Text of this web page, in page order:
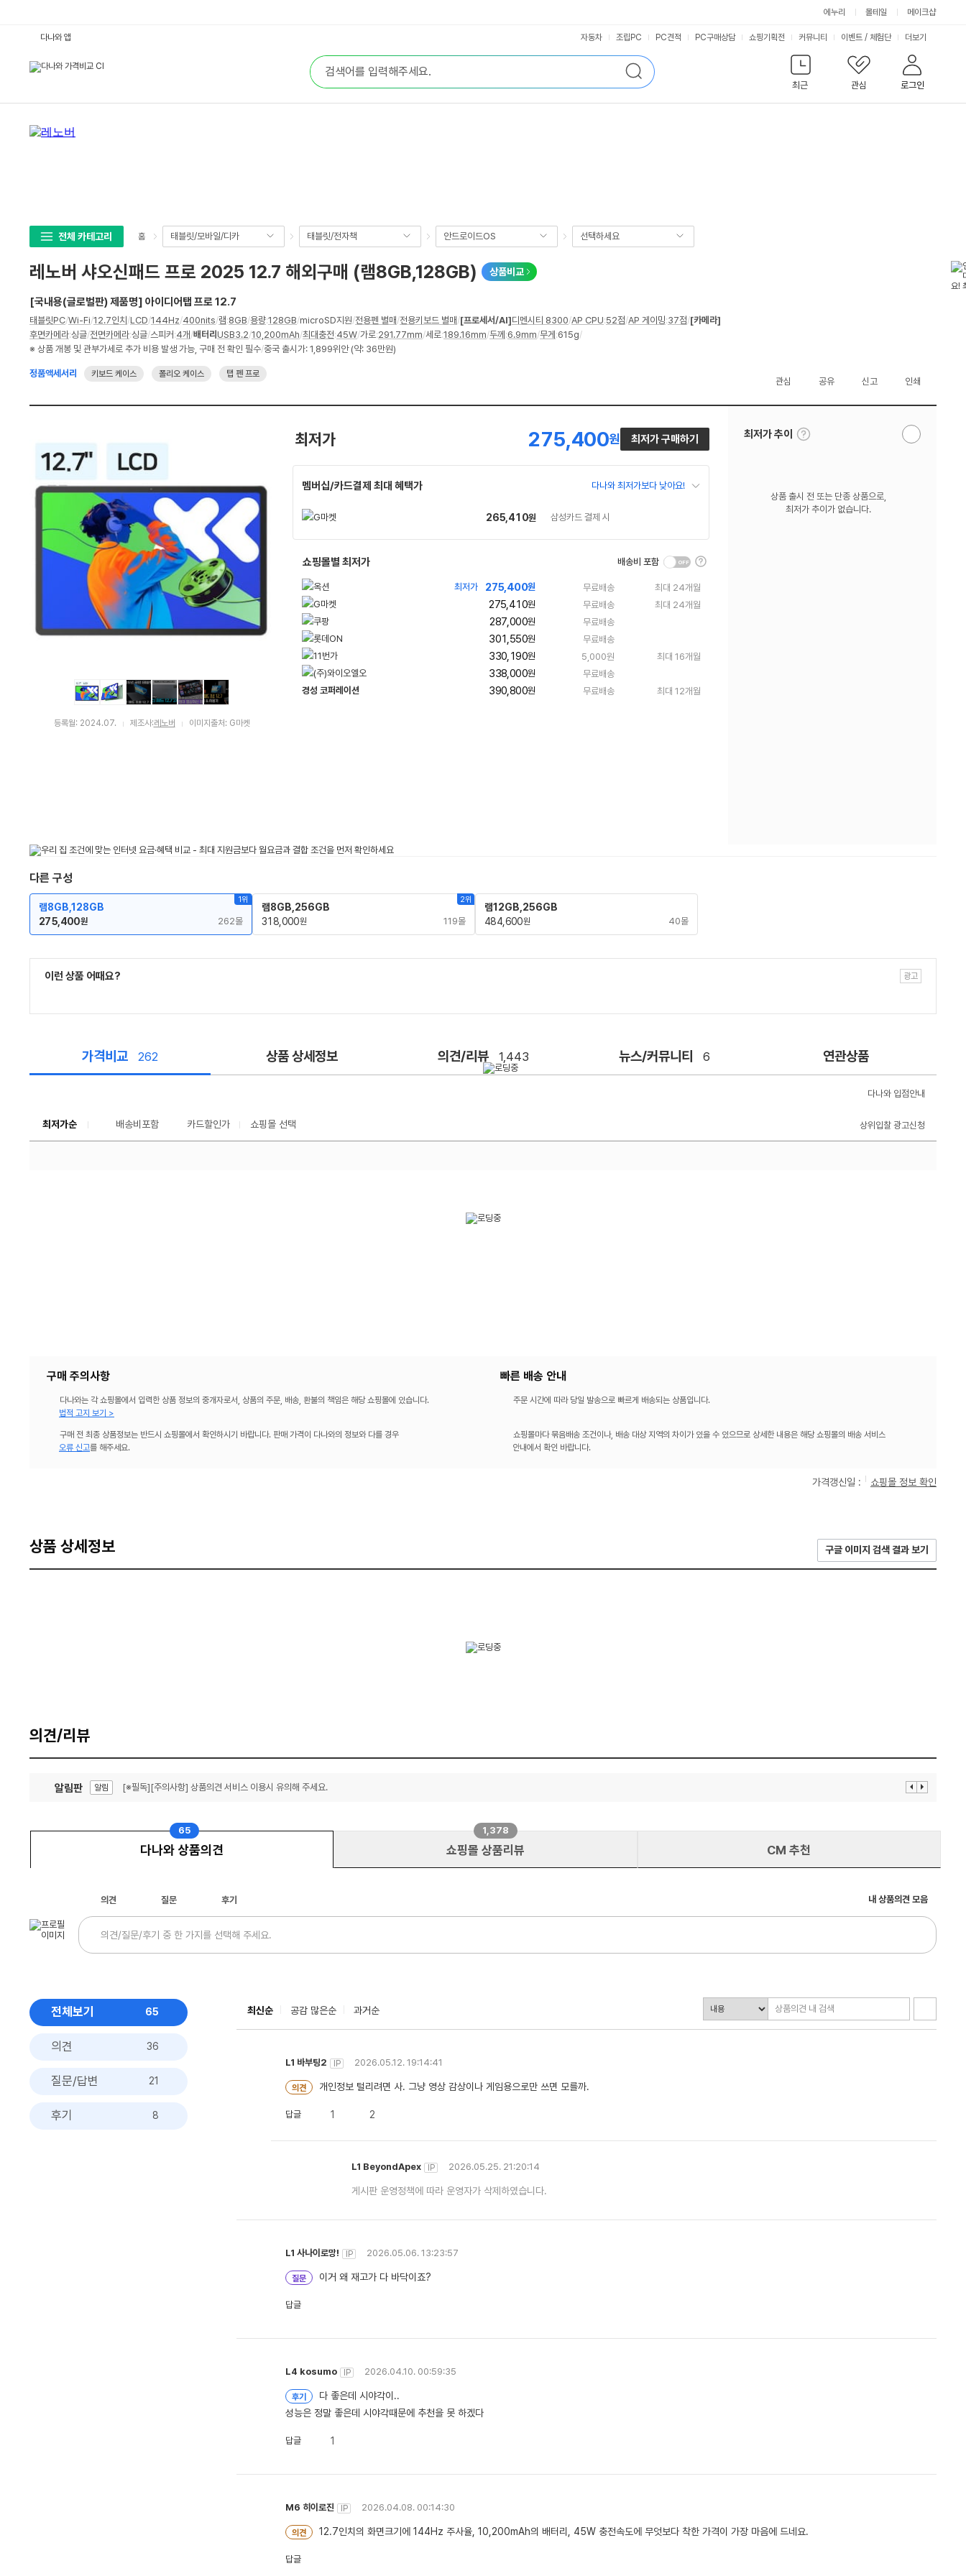
에누리 몰테일
메이크샵
합
검
색
검
색
최근
관심 로그인
다나와 앱 자동차 조립PC PC견적 PC구매상담 쇼핑기획전 커뮤니티 이벤트 / 체험단 서
비
스
더보기
전체 카테고리 홈 태블릿/모바일/디카 태블릿/전자책 안드로이드OS 선택하세요
레노버 샤오신패드 프로 2025 12.7 해외구매 (램8GB,128GB) 상품비교
[국내용(글로벌판) 제품명] 아이디어탭 프로 12.7
상
세
스
펙
태블릿PC/Wi-Fi/12.7인치 /LCD/144Hz/400nits/램:8GB/용량:128GB/microSD지원/전용펜 별매 /전용키보드 별매 /[프로세서/AI]디멘시티 8300/AP CPU:52점/AP 게이밍:37점/[카메라]
후면카메라:싱글/전면카메라:싱글/스피커 :4개 /배터리 USB3.2/10,200mAh/최대충전:45W/가로:291.77mm/세로:189.16mm/두께 :6.9mm/무게 :615g/
※ 상품 개봉 및 관부가세로 추가 비용 발생 가능, 구매 전 확인 필수/중국 출시가: 1,899위안 (약: 36만원)
정품액세서리 키보드 케이스 폴리오 케이스 탭 펜 프로
관심 공유 신고 인쇄
등록월: 2024.07. 제조사:레노버 이미지출처: G마켓
최저가 275,400원 최저가 구매하기
멤버십/카드결제 최대 혜택가 다나와 최저가보다 낮아요!
265,410원 삼성카드 결제 시
쇼핑몰별 최저가 배송비 포함
툴
팁
보
기
최저가 275,400원 무료배송 최대 24개월
275,410원 무료배송 최대 24개월
287,000원 무료배송
301,550원 무료배송
330,190원 5,000원 최대 16개월
338,000원
무료배송
경성 코퍼레이션네
390,800원 무료배송 최대 12개월
최저가 추이
툴
팁
알
상품 출시 전 또는 단종 상품으로,
최저가 추이가 없습니다.
다른 구성
1위
램8GB,128GB
275,400원 262몰
2위
램8GB,256GB
318,000원 119몰
램12GB,256GB
484,600원 40몰
이런 상품 어때요?
가격비교 262 상품 상세정보 의견/리뷰 1,443 뉴스/커뮤니티 6 연관상품
다나와 입점안내
최저가순 배송비포함 카드할인가 쇼핑몰 선택 상위입찰 광고신청
구매 주의사항
다나와는 각 쇼핑몰에서 입력한 상품 정보의 중개자로서, 상품의 주문, 배송, 환불의 책임은 해당 쇼핑몰에 있습니다.
법적 고지 보기 >
구매 전 최종 상품정보는 반드시 쇼핑몰에서 확인하시기 바랍니다. 판매 가격이 다나와의 정보와 다를 경우
오류 신고를 해주세요.
빠른 배송 안내
주문 시간에 따라 당일 발송으로 빠르게 배송되는 상품입니다.
쇼핑몰마다 묶음배송 조건이나, 배송 대상 지역의 차이가 있을 수 있으므로 상세한 내용은 해당 쇼핑몰의 배송 서비스
안내에서 확인 바랍니다.
가격갱신일 : 쇼핑몰 정보 확인
상품 상세정보 구글 이미지 검색 결과 보기
의견/리뷰
알림판 알림 [※필독][주의사항] 상품의견 서비스 이용시 유의해 주세요.
이 다
다나와 상품의견
65
쇼핑몰 상품리뷰
1,378
CM 추천
내 상품의견 모음
의견 질문 후기
전체보기 65
의견 36
질문/답변 21
후기 8
최신순 공감 많은순 과거순
L1 바부팅2 IP 2026.05.12. 19:14:41
의견 개인정보 털리려면 사. 그냥 영상 감상이나 게임용으로만 쓰면 모를까.
답글 1 2
L1 BeyondApex IP 2026.05.25. 21:20:14
게시판 운영정책에 따라 운영자가 삭제하였습니다.
L1 사나이로망! IP 2026.05.06. 13:23:57
질문 이거 왜 재고가 다 바닥이죠?
답글
L4 kosumo IP 2026.04.10. 00:59:35
후기
다 좋은데 시야각이..
성능은 정말 좋은데 시야각때문에 추천을 못 하겠다
답글 1
M6 히이로진 IP 2026.04.08. 00:14:30
의견 12.7인치의 화면크기에 144Hz 주사율, 10,200mAh의 배터리, 45W 충전속도에 무엇보다 착한 가격이 가장 마음에 드네요.
답글